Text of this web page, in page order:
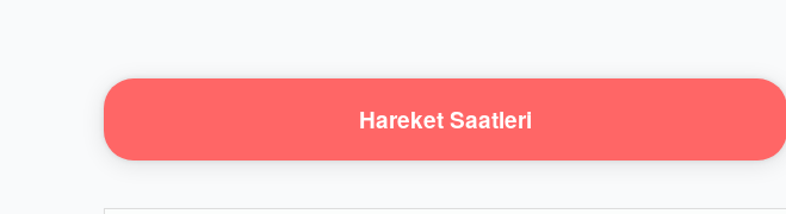
Hareket Saatleri